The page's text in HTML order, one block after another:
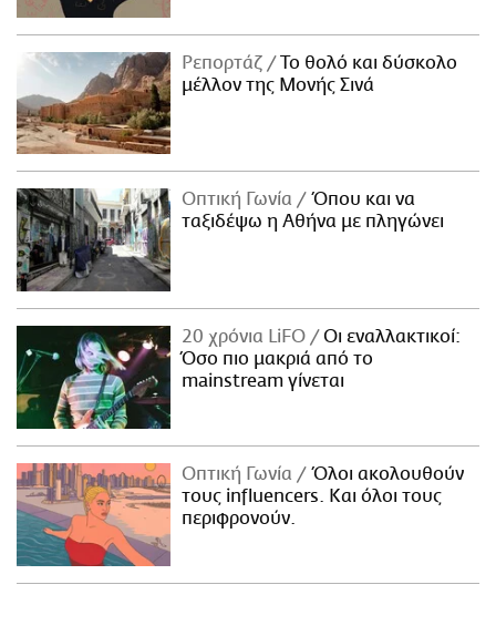
Ρεπορτάζ
Το θολό και δύσκολο
μέλλον της Μονής Σινά
Οπτική Γωνία
Όπου και να
ταξιδέψω η Αθήνα με πληγώνει
20 χρόνια LiFO
Οι εναλλακτικοί:
Όσο πιο μακριά από το
mainstream γίνεται
Οπτική Γωνία
Όλοι ακολουθούν
τους influencers. Και όλοι τους
περιφρονούν.